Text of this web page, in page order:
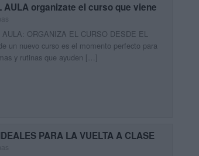
AULA organizate el curso que viene
ORGANIZA EL CURSO DESDE EL
un nuevo curso es el momento perfecto para
y rutinas que ayuden […]
PARA LA VUELTA A CLASE